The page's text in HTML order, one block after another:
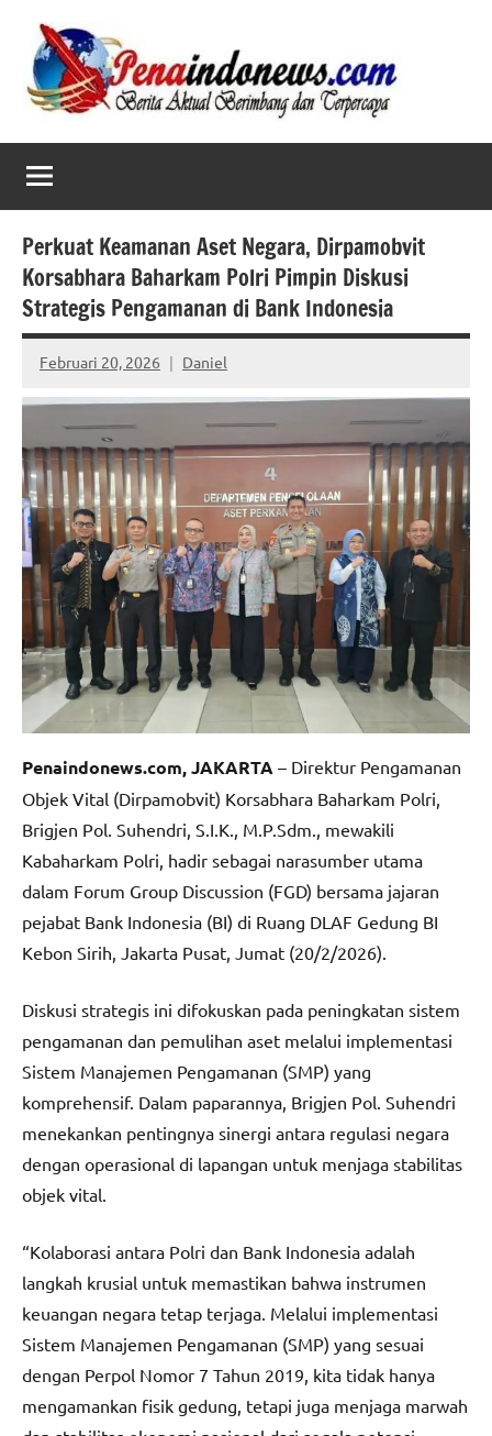
content
Perkuat Keamanan Aset Negara, Dirpamobvit
Korsabhara Baharkam Polri Pimpin Diskusi
Strategis Pengamanan di Bank Indonesia
Februari 20, 2026 Daniel
No
comments
Penaindonews.com, JAKARTA – Direktur Pengamanan
Objek Vital (Dirpamobvit) Korsabhara Baharkam Polri,
Brigjen Pol. Suhendri, S.I.K., M.P.Sdm., mewakili
Kabaharkam Polri, hadir sebagai narasumber utama
dalam Forum Group Discussion (FGD) bersama jajaran
pejabat Bank Indonesia (BI) di Ruang DLAF Gedung BI
Kebon Sirih, Jakarta Pusat, Jumat (20/2/2026).
Diskusi strategis ini difokuskan pada peningkatan sistem
pengamanan dan pemulihan aset melalui implementasi
Sistem Manajemen Pengamanan (SMP) yang
komprehensif. Dalam paparannya, Brigjen Pol. Suhendri
menekankan pentingnya sinergi antara regulasi negara
dengan operasional di lapangan untuk menjaga stabilitas
objek vital.
“Kolaborasi antara Polri dan Bank Indonesia adalah
langkah krusial untuk memastikan bahwa instrumen
keuangan negara tetap terjaga. Melalui implementasi
Sistem Manajemen Pengamanan (SMP) yang sesuai
dengan Perpol Nomor 7 Tahun 2019, kita tidak hanya
mengamankan fisik gedung, tetapi juga menjaga marwah